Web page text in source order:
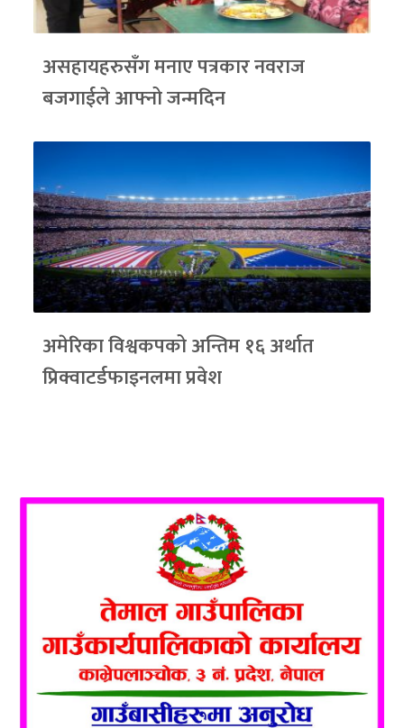
असहायहरुसँग मनाए पत्रकार नवराज
बजगाईले आफ्नो जन्मदिन
अमेरिका विश्वकपको अन्तिम १६ अर्थात
प्रिक्वाटर्डफाइनलमा प्रवेश